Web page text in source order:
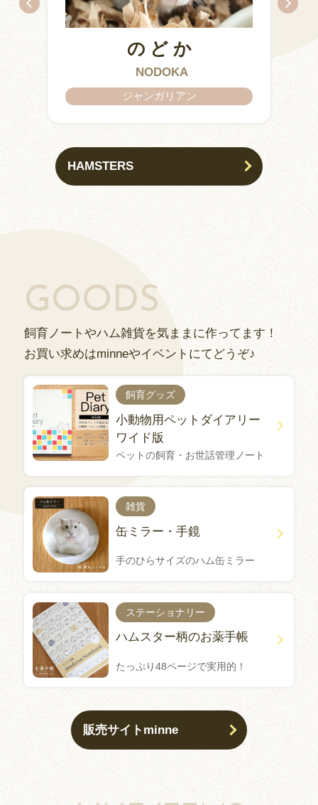
KURIMARU
のどか
NODOKA
ジャンガリアン
CHITOSE
CHATARO
IZUMO & OKUNI
ARARE
KISUKE
HAMSTERS
GOODS
飼育ノートやハム雑貨を気ままに作ってます！
お買い求めはminneやイベントにてどうぞ♪
飼育グッズ
小動物用ペットダイアリー
ワイド版
ペットの飼育・お世話管理ノート
雑貨
缶ミラー・手鏡
手のひらサイズのハム缶ミラー
ステーショナリー
ハムスター柄のお薬手帳
たっぷり48ページで実用的！
販売サイトminne